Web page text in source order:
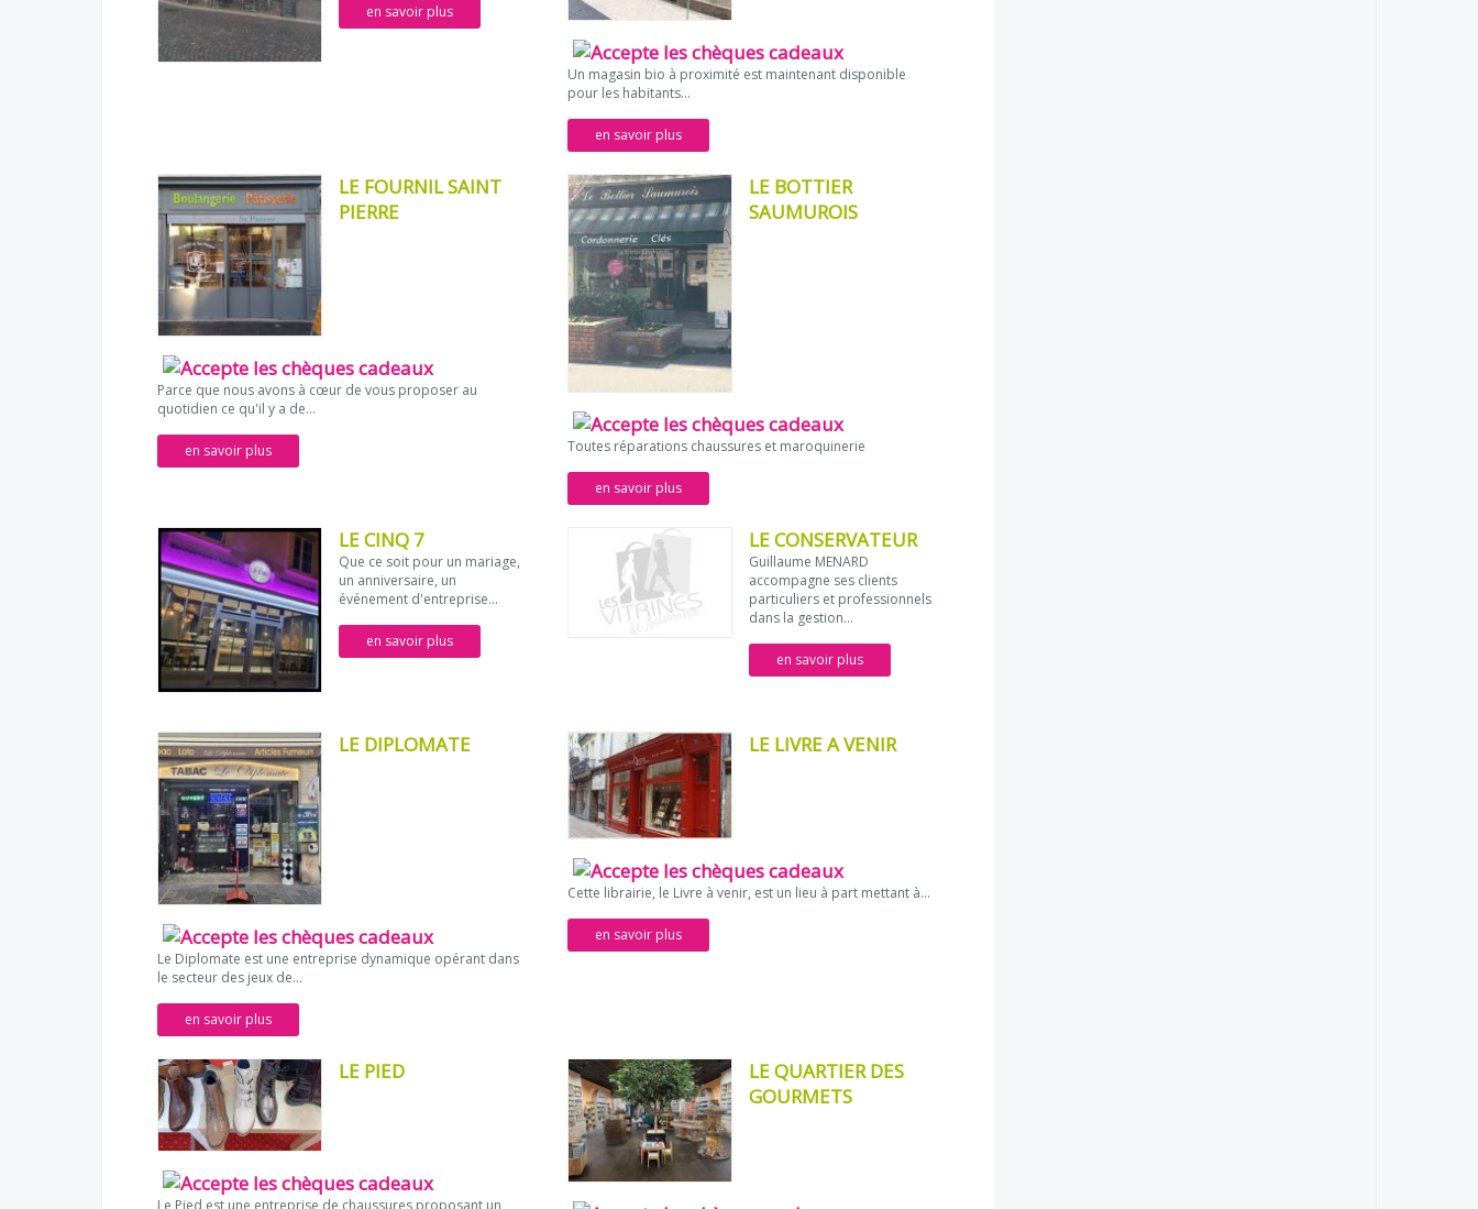
en savoir plus
Un magasin bio à proximité est maintenant disponible
pour les habitants...
en savoir plus
LE FOURNIL SAINT
PIERRE
Parce que nous avons à cœur de vous proposer au
quotidien ce qu'il y a de...
en savoir plus
LE BOTTIER
SAUMUROIS
Toutes réparations chaussures et maroquinerie
en savoir plus
LE CINQ 7
Que ce soit pour un mariage,
un anniversaire, un
événement d'entreprise...
en savoir plus
LE CONSERVATEUR
Guillaume MENARD
accompagne ses clients
particuliers et professionnels
dans la gestion...
en savoir plus
LE DIPLOMATE
Le Diplomate est une entreprise dynamique opérant dans
le secteur des jeux de...
en savoir plus
LE LIVRE A VENIR
Cette librairie, le Livre à venir, est un lieu à part mettant à...
en savoir plus
LE PIED
Le Pied est une entreprise de chaussures proposant un
LE QUARTIER DES
GOURMETS